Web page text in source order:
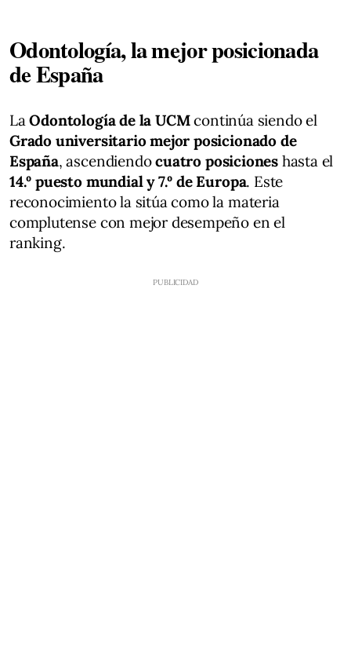
Odontología, la mejor posicionada
de España
LaOdontología de la UCMcontinúa siendo el
Grado universitario mejor posicionado de
España, ascendiendocuatro posiciones hasta el
14.º puesto mundial y 7.º de Europa. Este
reconocimiento la sitúa como la materia
complutense con mejor desempeño en el
ranking.